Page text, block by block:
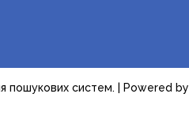
пошукових систем. | Powered by